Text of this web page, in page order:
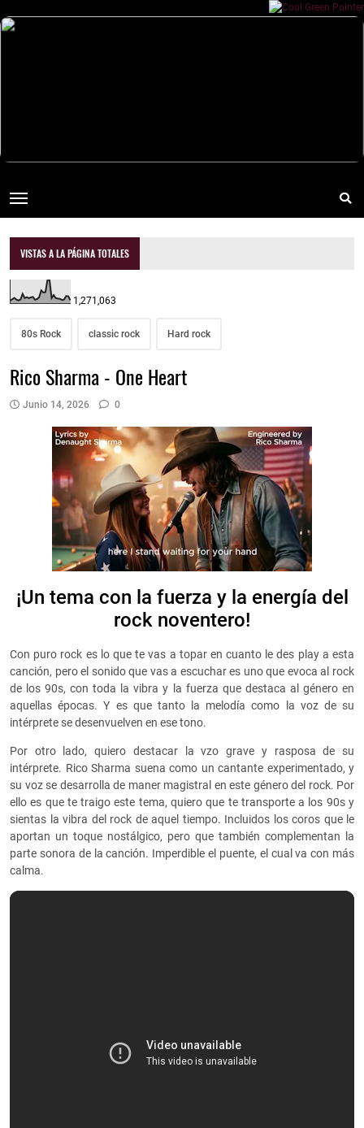
VISTAS A LA PÁGINA TOTALES
1,271,063
80s Rock classic rock Hard rock
Rico Sharma - One Heart
Junio 14, 2026 0
¡Un tema con la fuerza y la energía del
rock noventero!
Con puro rock es lo que te vas a topar en cuanto le des play a esta
canción, pero el sonido que vas a escuchar es uno que evoca al rock
de los 90s, con toda la vibra y la fuerza que destaca al género en
aquellas épocas. Y es que tanto la melodía como la voz de su
intérprete se desenvuelven en ese tono.
Por otro lado, quiero destacar la vzo grave y rasposa de su
intérprete. Rico Sharma suena como un cantante experimentado, y
su voz se desarrolla de maner magistral en este género del rock. Por
ello es que te traigo este tema, quiero que te transporte a los 90s y
sientas la vibra del rock de aquel tiempo. Incluidos los coros que le
aportan un toque nostálgico, pero que también complementan la
parte sonora de la canción. Imperdible el puente, el cual va con más
calma.